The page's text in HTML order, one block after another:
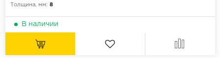
Толщина, мм: 8
В наличии